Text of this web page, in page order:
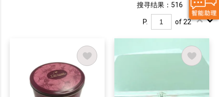
搜寻结果：516
P. of 22